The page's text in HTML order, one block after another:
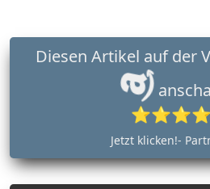
Jetzt klicken!-